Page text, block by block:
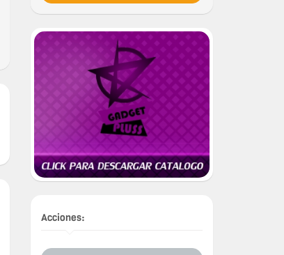
Acciones: